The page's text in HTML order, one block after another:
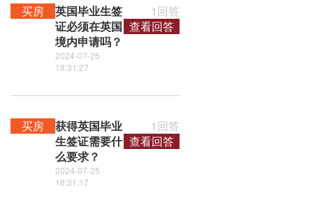
买房
英国毕业生签
证必须在英国
境内申请吗？
2024-07-25
18:31:27
1回答
查看回答
买房
获得英国毕业
生签证需要什
么要求？
2024-07-25
18:31:17
1回答
查看回答